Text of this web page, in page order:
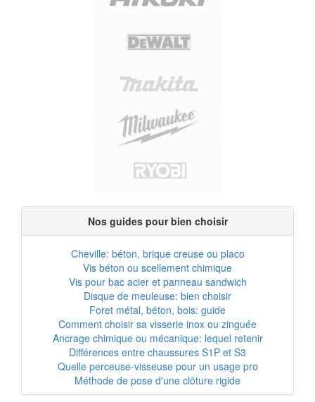
Nos guides pour bien choisir
Cheville: béton, brique creuse ou placo
Vis béton ou scellement chimique
Vis pour bac acier et panneau sandwich
Disque de meuleuse: bien choisir
Foret métal, béton, bois: guide
Comment choisir sa visserie inox ou zinguée
Ancrage chimique ou mécanique: lequel retenir
Différences entre chaussures S1P et S3
Quelle perceuse-visseuse pour un usage pro
Méthode de pose d'une clôture rigide